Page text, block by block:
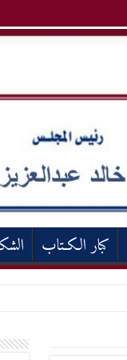
كبار الكـتاب